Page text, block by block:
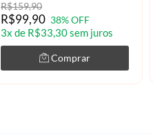
R$159,90
R$99,90 38% OFF
3x de R$33,30 sem juros
Comprar